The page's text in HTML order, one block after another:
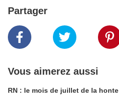
Partager
Vous aimerez aussi
RN : le mois de juillet de la honte